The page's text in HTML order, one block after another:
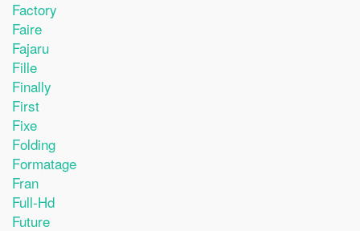
Factory
Faire
Fajaru
Fille
Finally
First
Fixe
Folding
Formatage
Fran
Full-Hd
Future